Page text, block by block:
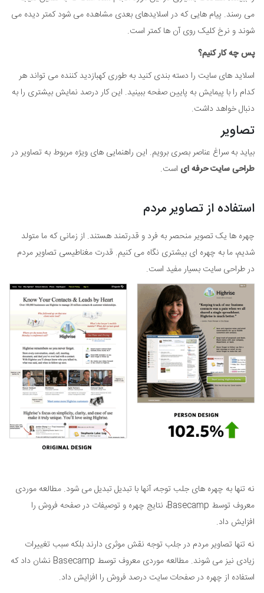
می رسند. پیام هایی که در اسلایدهای بعدی مشاهده می شود کمتر دیده می
شوند و نرخ کلیک روی آن ها کمتر است.
پس چه کار کنیم؟
اسلاید های سایت را دسته بندی کنید به طوری کهبازدید کننده می تواند هر
کدام را با پیمایش به پایین صفحه ببینید. این کار درصد نمایش بیشتری را به
دنبال خواهد داشت.
تصاویر
بیاید به سراغ عناصر بصری برویم. این راهنمایی های ویژه مربوط به تصاویر در
طراحی سایت حرفه ای است.
استفاده از تصاویر مردم
چهره ها یک تصویر منحصر به فرد و قدرتمند هستند. از زمانی که ما متولد
شدیم، ما به چهره ای بیشتری نگاه می کنیم. قدرت مغناطیسی تصاویر مردم
در طراحی سایت بسیار مفید است.
نه تنها به چهره های جلب توجه، آنها با تبدیل تبدیل می شود. مطالعه موردی
معروف توسط Basecamp، نتایج چهره و توصیفات در صفحه فروش را
افزایش داد.
نه تنها تصاویر مردم در جلب توجه نقش موثری دارند بلکه سبب تغییرات
زیادی نیز می شوند. مطالعه موردی معروف توسط Basecamp نشان داد که
استفاده از چهره در صفحات سایت درصد فروش را افزایش داد.